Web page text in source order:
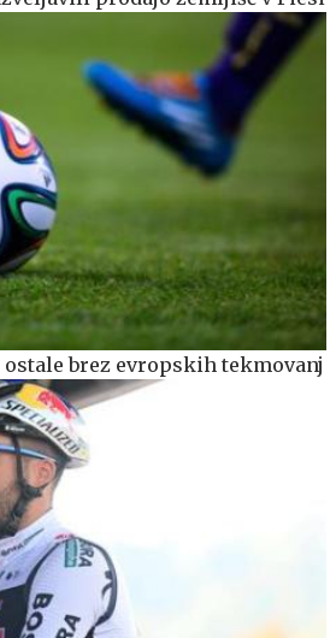
brez evropskih tekmovanj